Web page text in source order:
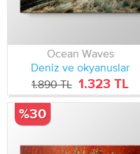
Ocean Waves
Deniz ve okyanuslar
1.890 TL 1.323 TL
%30